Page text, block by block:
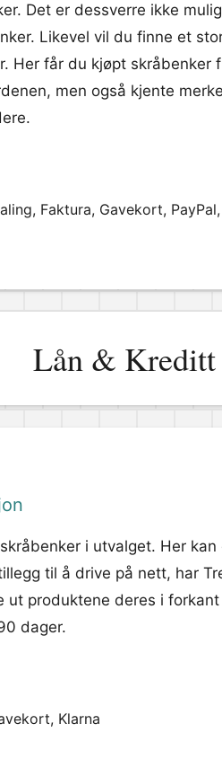
Det er dessverre ikke
Likevel vil du finne et
Her får du kjøpt skråbenker
men også kjente
Faktura, Gavekort,
Lån & Kreditt
i utvalget. Her
til å drive på nett, har
ut produktene deres i
dager.
Klarna